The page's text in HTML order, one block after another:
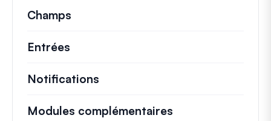
Champs
Entrées
Notifications
Modules complémentaires